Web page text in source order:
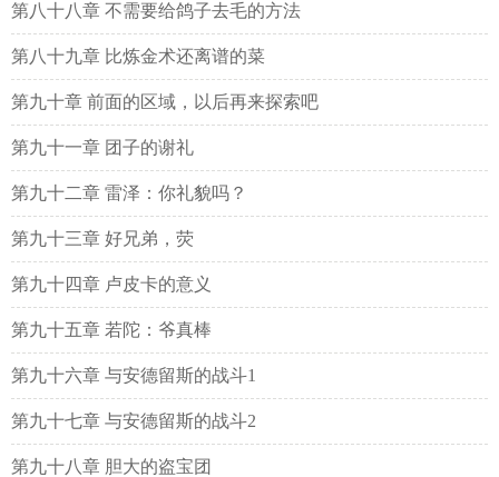
第八十八章 不需要给鸽子去毛的方法
第八十九章 比炼金术还离谱的菜
第九十章 前面的区域，以后再来探索吧
第九十一章 团子的谢礼
第九十二章 雷泽：你礼貌吗？
第九十三章 好兄弟，荧
第九十四章 卢皮卡的意义
第九十五章 若陀：爷真棒
第九十六章 与安德留斯的战斗1
第九十七章 与安德留斯的战斗2
第九十八章 胆大的盗宝团